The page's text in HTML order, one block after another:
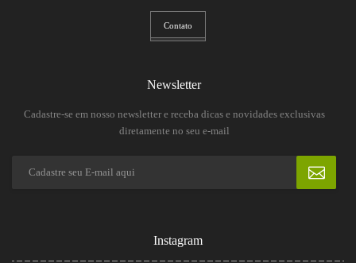
Contato
Newsletter
Cadastre-se em nosso newsletter e receba dicas e novidades exclusivas
diretamente no seu e-mail
Instagram